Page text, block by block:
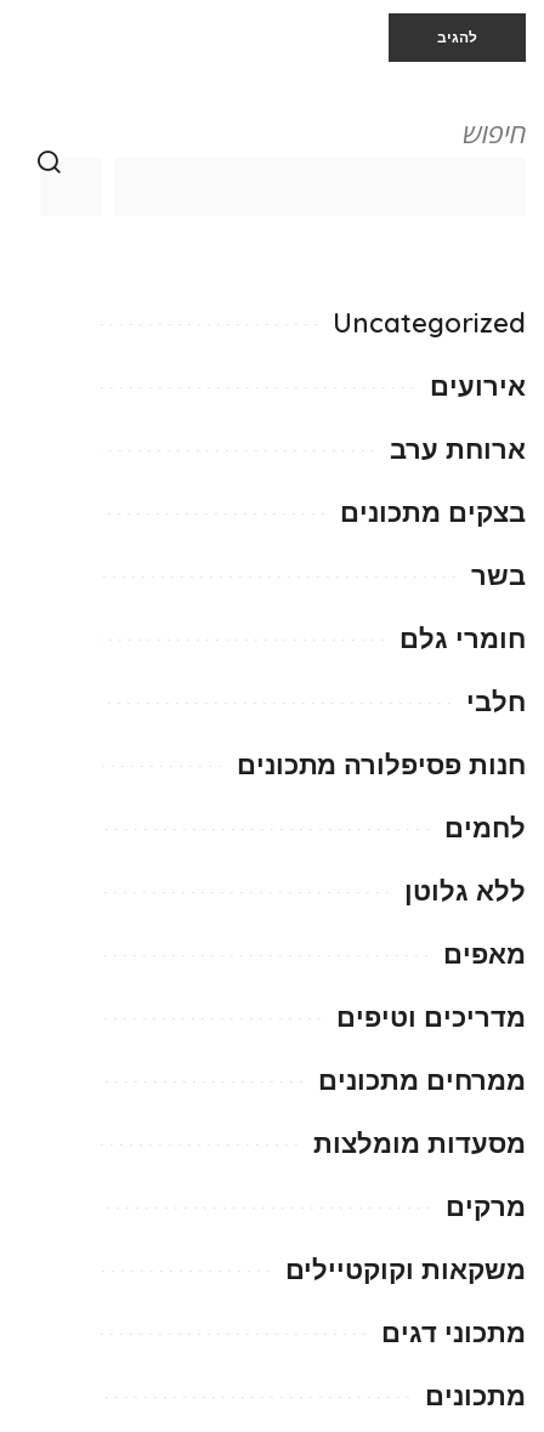
חיפוש
Uncategorized
אירועים
ארוחת ערב
בצקים מתכונים
בשר
חומרי גלם
חלבי
חנות פסיפלורה מתכונים
לחמים
ללא גלוטן
מאפים
מדריכים וטיפים
ממרחים מתכונים
מסעדות מומלצות
מרקים
משקאות וקוקטיילים
מתכוני דגים
מתכונים